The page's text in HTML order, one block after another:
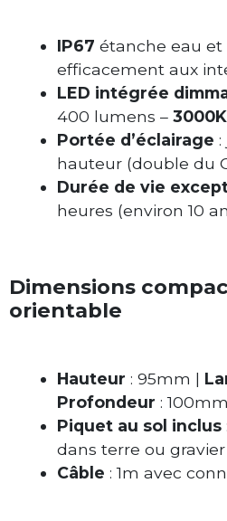
IP67 étanche eau et
efficacement aux
LED intégrée
400 lumens – 3000K
Portée d’éclairage
hauteur (double du
Durée de vie
heures (environ 10
Dimensions
orientable
Hauteur : 95mm |
Profondeur : 100mm
Piquet au sol inclus
dans terre ou gravier
Câble : 1m avec